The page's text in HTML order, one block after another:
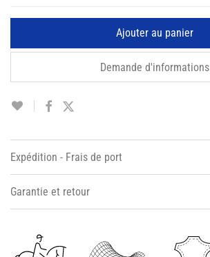
Ajouter au panier
Demande d'informations
Expédition - Frais de port
Garantie et retour